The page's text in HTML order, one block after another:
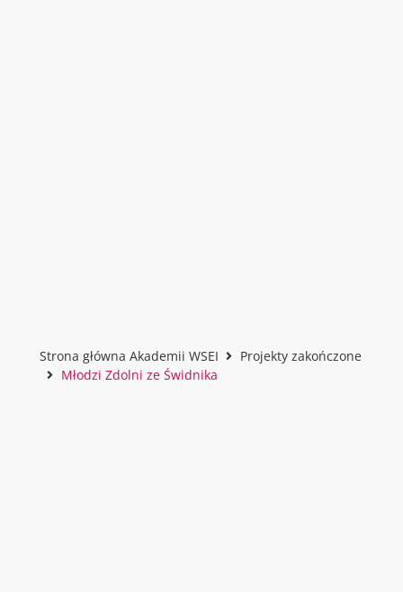
Strona główna Akademii WSEI
Projekty zakończone
Młodzi Zdolni ze Świdnika